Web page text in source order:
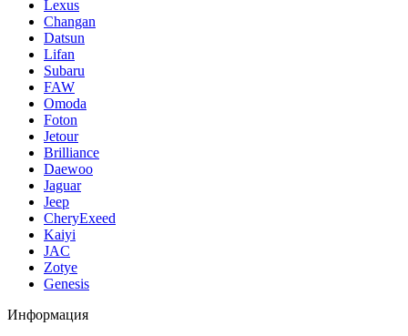
Lexus
Changan
Datsun
Lifan
Subaru
FAW
Omoda
Foton
Jetour
Brilliance
Daewoo
Jaguar
Jeep
CheryExeed
Kaiyi
JAC
Zotye
Genesis
Информация